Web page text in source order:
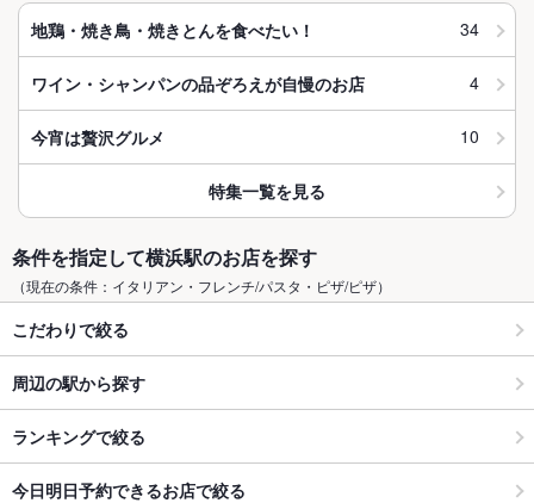
地鶏・焼き鳥・焼きとんを食べたい！ 34
ワイン・シャンパンの品ぞろえが自慢のお店 4
今宵は贅沢グルメ 10
特集一覧を見る
条件を指定して横浜駅のお店を探す
（現在の条件：イタリアン・フレンチ/パスタ・ピザ/ピザ）
こだわりで絞る
周辺の駅から探す
ランキングで絞る
今日明日予約できるお店で絞る